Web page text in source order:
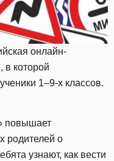
онлайн-
в которой
1–9-х классов.
повышает
родителей о
узнают, как вести